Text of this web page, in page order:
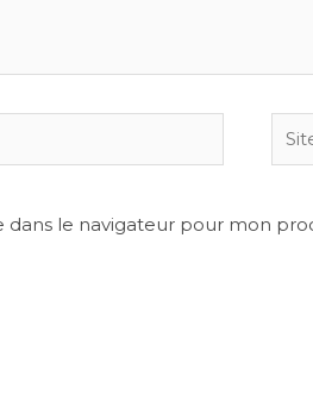
Site
le navigateur pour mon